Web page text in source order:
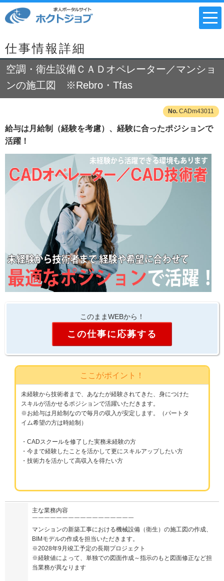
仕事情報詳細
空調・衛生設備ＣＡＤオペレーター／マンショ
ンの施工図 ※Rebro・Tfas
CADm43011
給与は月給制（経験を考慮）、経験に合ったポジションで
活躍！
このままWEBから！
この仕事に応募する
ここがポイント！
未経験から技術者まで、あなたが経験されてきた、身につけた
スキルが活かせるポジションで活躍いただきます。
※お給与は月給制なので毎月の収入が安定します。（パートタ
イム希望の方は時給制）
・CADスクールを修了した実務未経験の方
・今まで経験したことを活かして更にスキルアップしたい方
・技術力を活かして高収入を得たい方
主な業務内容
￣￣￣￣￣￣￣￣￣￣￣￣￣￣￣￣￣
マンションの新築工事における機械設備（衛生）の施工図の作成、
BIMモデルの作成を担当いただきます。
※2028年9月竣工予定の長期プロジェクト
※経験値によって、単独での図面作成～指示のもと図面修正など担
当業務が異なります